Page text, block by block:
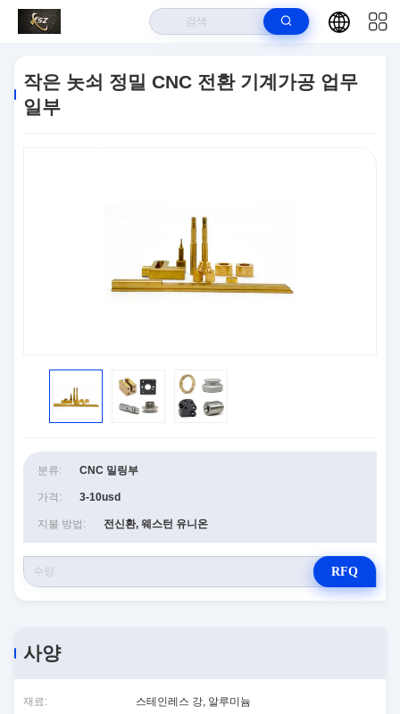
작은 놋쇠 정밀 CNC 전환 기계가공 업무
일부
분류: CNC 밀링부
가격: 3-10usd
지불 방법: 전신환, 웨스턴 유니온
RFQ
사양
재료: 스테인레스 강, 알루미늄